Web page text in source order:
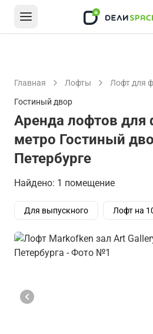
Главная Лофты
Лофт для
Гостиный двор
Аренда лофтов для
метро Гостиный
Петербурге
Найдено: 1 помещение
Для выпускного Лофт на